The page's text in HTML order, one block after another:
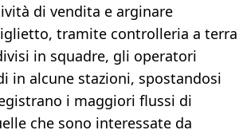
di vendita e arginare
tramite controlleria a terra
in squadre, gli operatori
in alcune stazioni, spostandosi
i maggiori flussi di
che sono interessate da